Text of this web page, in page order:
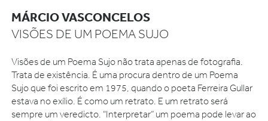
MÁRCIO VASCONCELOS
VISÕES DE UM POEMA SUJO
Visões de um Poema Sujo não trata apenas de fotografia.
Trata de existência. É uma procura dentro de um Poema
Sujo que foi escrito em 1975, quando o poeta Ferreira Gullar
estava no exílio. É como um retrato. E um retrato será
sempre um veredicto. “Interpretar” um poema pode levar ao